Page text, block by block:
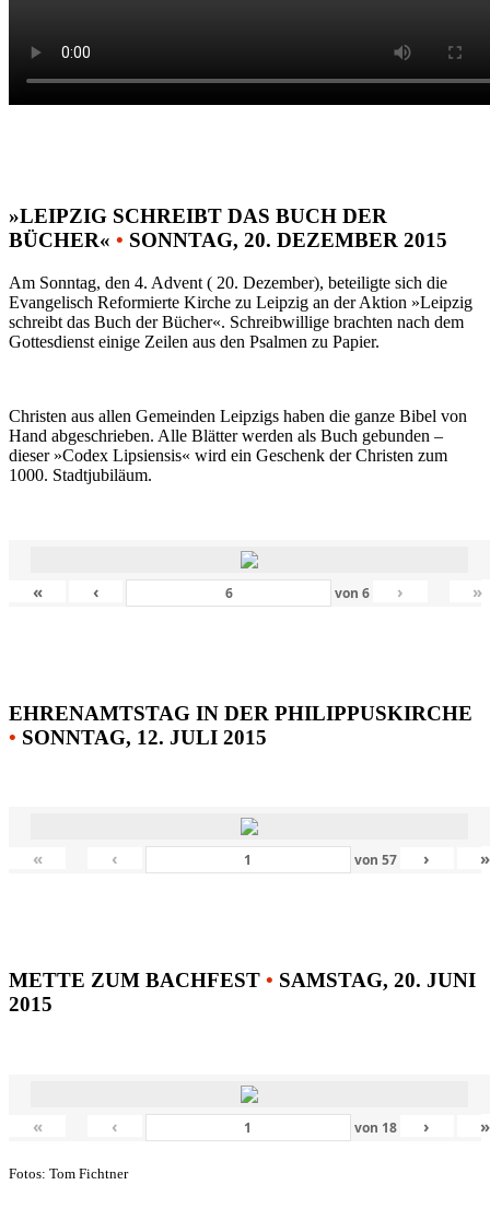
»LEIPZIG SCHREIBT DAS BUCH DER
BÜCHER« • SONNTAG, 20. DEZEMBER 2015
Am Sonntag, den 4. Advent ( 20. Dezember), beteiligte sich die
Evangelisch Reformierte Kirche zu Leipzig an der Aktion »Leipzig
schreibt das Buch der Bücher«. Schreibwillige brachten nach dem
Gottesdienst einige Zeilen aus den Psalmen zu Papier.
Christen aus allen Gemeinden Leipzigs haben die ganze Bibel von
Hand abgeschrieben. Alle Blätter werden als Buch gebunden –
dieser »Codex Lipsiensis« wird ein Geschenk der Christen zum
1000. Stadtjubiläum.
« ‹ von6 › »
EHRENAMTSTAG IN DER PHILIPPUSKIRCHE
• SONNTAG, 12. JULI 2015
« ‹ von 57 › »
METTE ZUM BACHFEST • SAMSTAG, 20. JUNI
2015
« ‹ von 18 › »
Fotos: Tom Fichtner